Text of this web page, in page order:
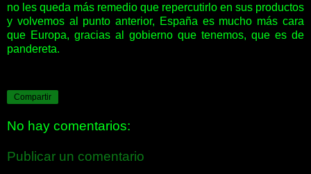
no les queda más remedio que repercutirlo en sus productos
y volvemos al punto anterior, España es mucho más cara
que Europa, gracias al gobierno que tenemos, que es de
pandereta.
Compartir
No hay comentarios:
Publicar un comentario